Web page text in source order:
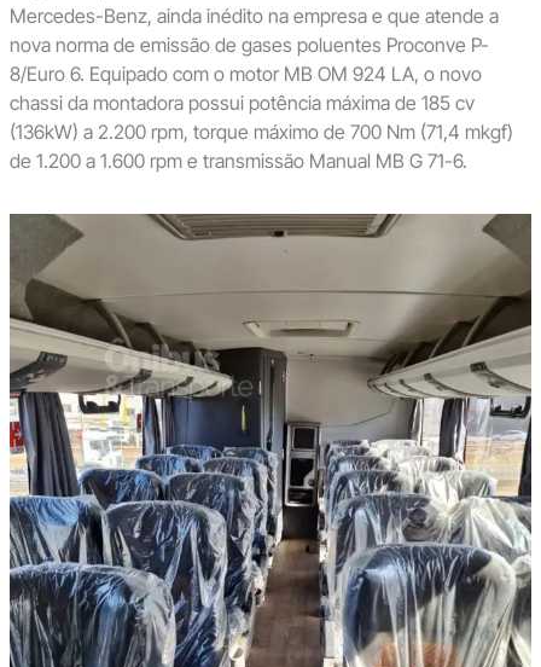
Mercedes-Benz, ainda inédito na empresa e que atende a
nova norma de emissão de gases poluentes Proconve P-
8/Euro 6. Equipado com o motor MB OM 924 LA, o novo
chassi da montadora possui potência máxima de 185 cv
(136kW) a 2.200 rpm, torque máximo de 700 Nm (71,4 mkgf)
de 1.200 a 1.600 rpm e transmissão Manual MB G 71-6.